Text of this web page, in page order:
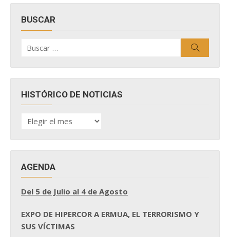
BUSCAR
por:
HISTÓRICO DE NOTICIAS
HISTÓRICO
DE
AGENDA
Del 5 de Julio al 4 de Agosto
EXPO DE HIPERCOR A ERMUA, EL TERRORISMO Y
SUS VÍCTIMAS